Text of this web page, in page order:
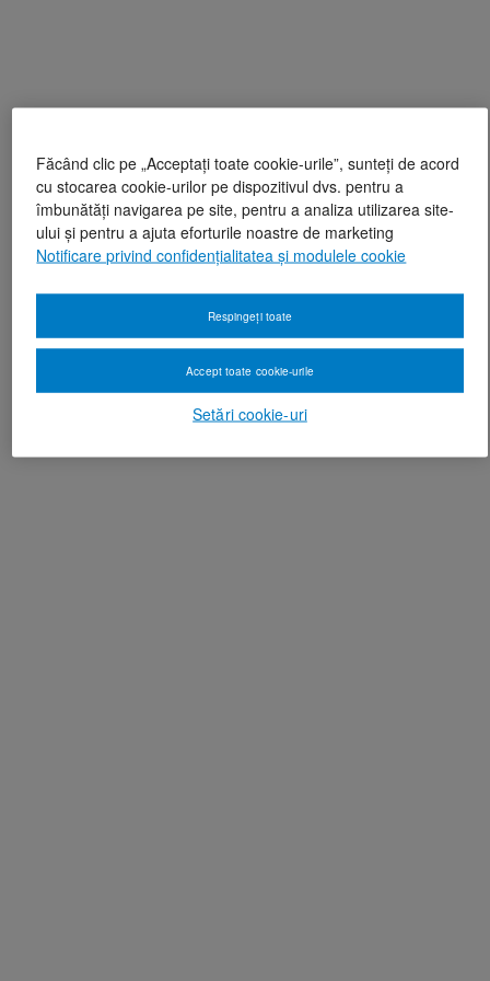
Făcând clic pe „Acceptați toate cookie-urile”, sunteți de acord
cu stocarea cookie-urilor pe dispozitivul dvs. pentru a
îmbunătăți navigarea pe site, pentru a analiza utilizarea site-
ului și pentru a ajuta eforturile noastre de marketing
Notificare privind confidențialitatea și modulele cookie
Setări cookie-uri
Respingeți toate
Accept toate cookie-urile